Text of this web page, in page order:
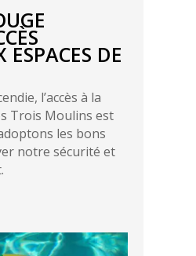
DE
l’accès à la
Trois Moulins est
les bons
notre sécurité et